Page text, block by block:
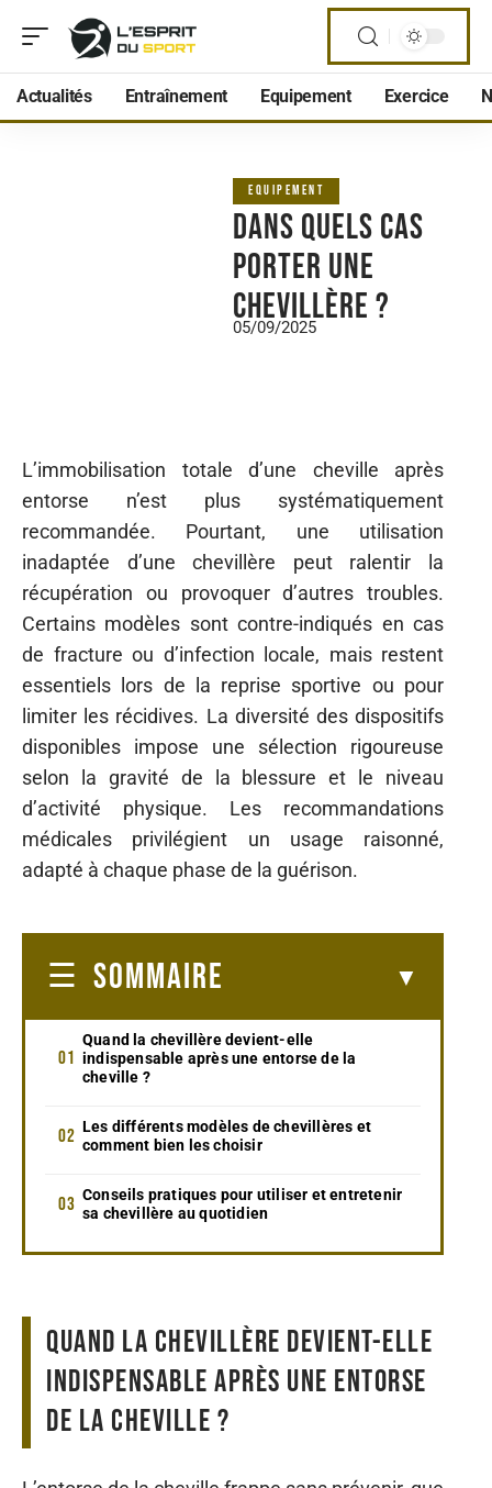
Actualités Entraînement Equipement Exercice
EQUIPEMENT
Dans quels cas
porter une
chevillère ?
05/09/2025
L’immobilisation totale d’une cheville après
entorse n’est plus systématiquement
recommandée. Pourtant, une utilisation
inadaptée d’une chevillère peut ralentir la
récupération ou provoquer d’autres troubles.
Certains modèles sont contre-indiqués en cas
de fracture ou d’infection locale, mais restent
essentiels lors de la reprise sportive ou pour
limiter les récidives. La diversité des dispositifs
disponibles impose une sélection rigoureuse
selon la gravité de la blessure et le niveau
d’activité physique. Les recommandations
médicales privilégient un usage raisonné,
adapté à chaque phase de la guérison.
SOMMAIRE
Quand la chevillère devient-elle
indispensable après une entorse de la
cheville ?
Les différents modèles de chevillères et
comment bien les choisir
Conseils pratiques pour utiliser et entretenir
sa chevillère au quotidien
Quand la chevillère devient-elle
indispensable après une entorse
de la cheville ?